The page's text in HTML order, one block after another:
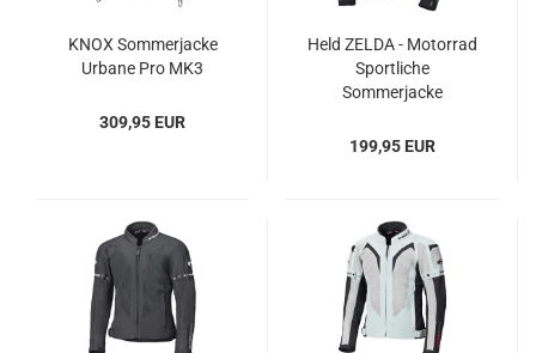
KNOX Sommerjacke
Urbane Pro MK3
309,95 EUR
Held ZELDA - Motorrad
Sportliche
Sommerjacke
199,95 EUR